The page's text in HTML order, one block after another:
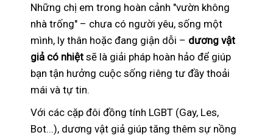
Những chị em trong hoàn cảnh "vườn không
nhà trống" – chưa có người yêu, sống một
mình, ly thân hoặc đang giận dỗi – dương vật
giả có nhiệt sẽ là giải pháp hoàn hảo để giúp
bạn tận hưởng cuộc sống riêng tư đầy thoải
mái và tự tin.
Với các cặp đôi đồng tính LGBT (Gay, Les,
Bot...), dương vật giả giúp tăng thêm sự nồng